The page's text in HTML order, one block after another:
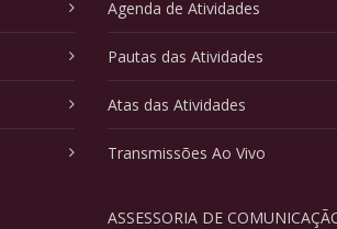
Agenda de Atividades
Pautas das Atividades
Atas das Atividades
Transmissões Ao Vivo
ASSESSORIA DE